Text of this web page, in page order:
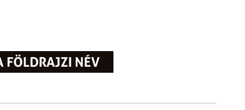
FÖLDRAJZI NÉV